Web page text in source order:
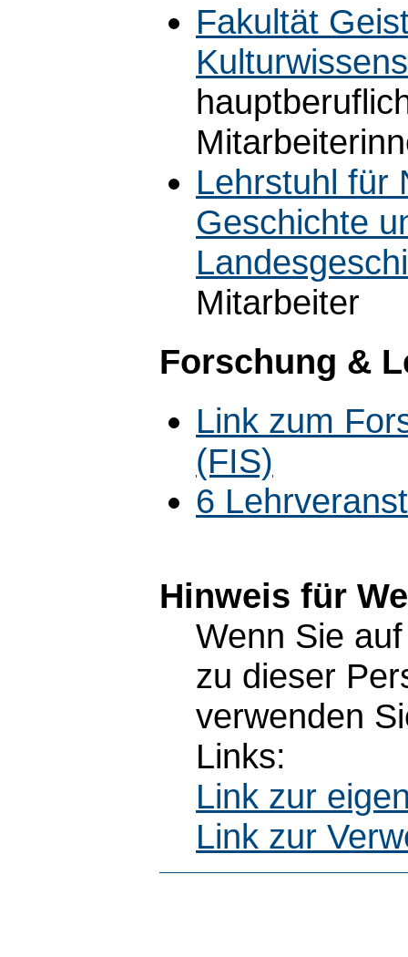
Fakultät
Lehrstuhl für
Geschichte
Mitarbeiter
Forschung &
Link zum
(FIS)
6
Hinweis für
Wenn Sie
zu dieser
verwenden
Links:
Link zur
Link zur